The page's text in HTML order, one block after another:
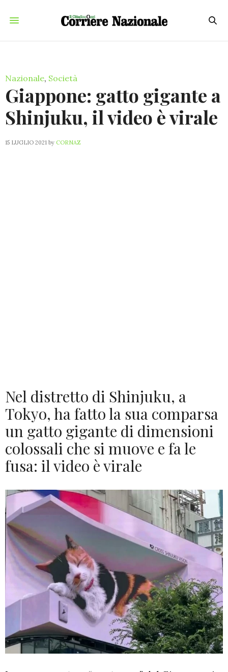
Nazionale, Società
Giappone: gatto gigante a
Shinjuku, il video è virale
15 LUGLIO 2021 by CORNAZ
Nel distretto di Shinjuku, a
Tokyo, ha fatto la sua comparsa
un gatto gigante di dimensioni
colossali che si muove e fa le
fusa: il video è virale